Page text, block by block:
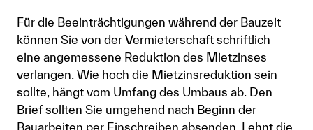
Für die Beeinträchtigungen während der Bauzeit
können Sie von der Vermieterschaft schriftlich
eine angemessene Reduktion des Mietzinses
verlangen. Wie hoch die Mietzinsreduktion sein
sollte, hängt vom Umfang des Umbaus ab. Den
Brief sollten Sie umgehend nach Beginn der
Bauarbeiten per Einschreiben absenden. Lehnt die